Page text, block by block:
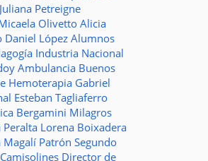
Juliana Petreigne
OlivettoAlicia
Daniel LópezAlumnos
Industria Nacional
Ambulancia Buenos
Hemoterapia Gabriel
Esteban Tagliaferro
Bergamini Milagros
Peralta Lorena Boixadera
Magalí Patrón Segundo
Camisolines Director de